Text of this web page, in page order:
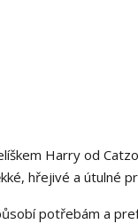
Harry od
hřejivé a útulné
potřebám a